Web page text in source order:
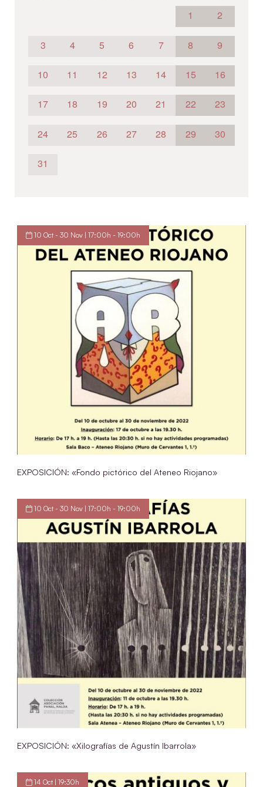
1
2
3 4 5 6 7 8 9
10 11 12 13 14 15 16
17 18 19 20 21 22 23
24 25 26 27 28 29 30
31
10 Oct - 30 Nov | 17:00h - 19:00h
EXPOSICIÓN: «Fondo pictórico del Ateneo Riojano»
10 Oct - 30 Nov | 17:00h - 19:00h
EXPOSICIÓN: «Xilografías de Agustín Ibarrola»
14 Oct | 19:30h